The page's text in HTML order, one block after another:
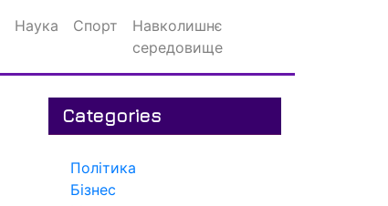
Наука Спорт
Навколишнє
середовище
Categories
Політика
Бізнес